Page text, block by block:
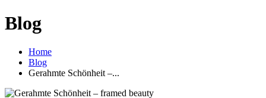
Blog
Home
Blog
Gerahmte Schönheit –...